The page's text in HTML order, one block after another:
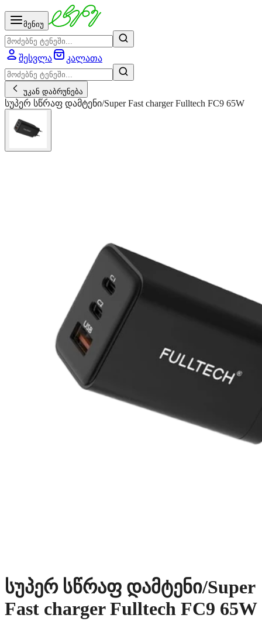
მენიუ
შესვლა კალათა
უკან დაბრუნება
სუპერ სწრაფ დამტენი/Super Fast charger Fulltech FC9 65W
სუპერ სწრაფ დამტენი/Super
Fast charger Fulltech FC9 65W